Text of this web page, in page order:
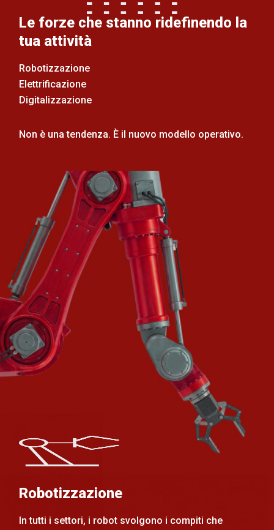
Le forze che stanno ridefinendo la
tua attività
Robotizzazione
Elettrificazione
Digitalizzazione
Non è una tendenza. È il nuovo modello operativo.
Robotizzazione
In tutti i settori, i robot svolgono i compiti che